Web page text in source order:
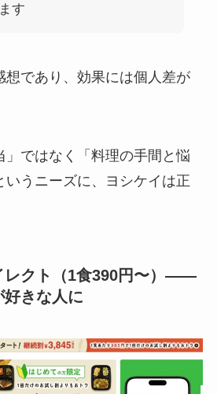
す
であり、効果には個人差が
」ではなく「料理の手間と悩
いうニーズに、ヨシケイは正
レクト（1食390円〜）——
きな人に